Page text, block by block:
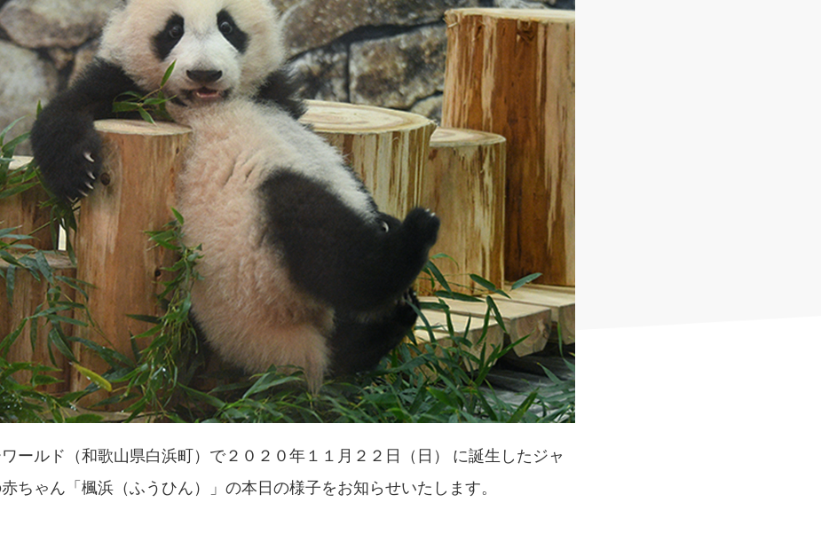
ールド（和歌山県白浜町）で２０２０年１１月２２日（日） に誕生したジャ
ちゃん「楓浜（ふうひん）」の本日の様子をお知らせいたします。